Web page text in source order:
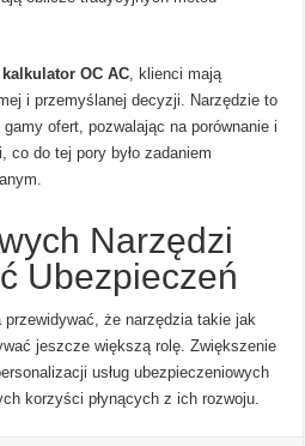
kalkulator OC AC , klienci mają
i przemyślanej decyzji. Narzędzie to
ofert, pozwalając na porównanie i
co do tej pory było zadaniem
Narzędzi
Ubezpieczeń
przewidywać, że narzędzia takie jak
jeszcze większą rolę. Zwiększenie
usług ubezpieczeniowych
korzyści płynących z ich rozwoju.